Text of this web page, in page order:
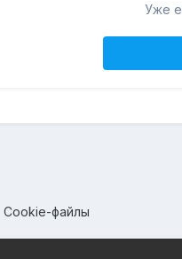
Уже
Cookie-файлы